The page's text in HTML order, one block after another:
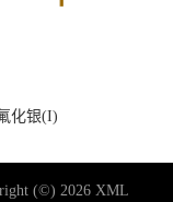
化银(I)
(©) 2026 XML